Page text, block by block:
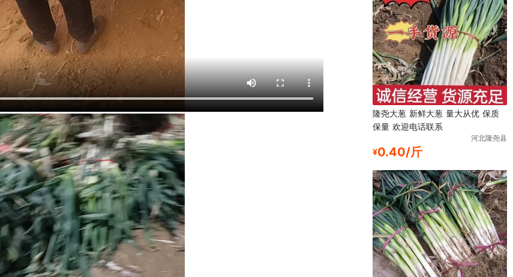
隆尧大葱 新鲜大葱 量大从优 保质
保量 欢迎电话联系
河北隆尧县
¥0.40/斤